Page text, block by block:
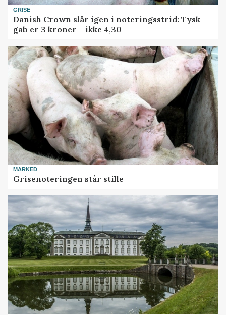
GRISE
Danish Crown slår igen i noteringsstrid: Tysk
gab er 3 kroner – ikke 4,30
MARKED
Grisenoteringen står stille